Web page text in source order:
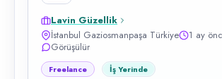
Lavin Güzellik
İstanbul Gaziosmanpaşa Türkiye
1 ay
Görüşülür
Freelance İş Yerinde